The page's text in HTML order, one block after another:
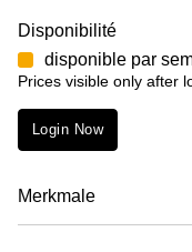
Disponibilité
disponible par
Prices visible only after
Login Now
Merkmale